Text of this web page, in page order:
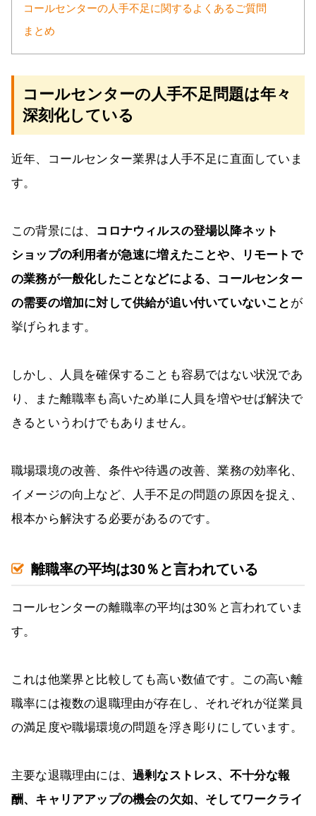
コールセンターの人手不足に関するよくあるご質問
まとめ
コールセンターの人手不足問題は年々
深刻化している
近年、コールセンター業界は人手不足に直面していま
す。
この背景には、 コロナウィルスの登場以降ネット
ショップの利用者が急速に増えたことや、リモートで
の業務が一般化したことなどによる、コールセンター
の需要の増加に対して供給が追い付いていないこと が
挙げられます。
しかし、人員を確保することも容易ではない状況であ
り、また離職率も高いため単に人員を増やせば解決で
きるというわけでもありません。
職場環境の改善、条件や待遇の改善、業務の効率化、
イメージの向上など、人手不足の問題の原因を捉え、
根本から解決する必要があるのです。
離職率の平均は30％と言われている
コールセンターの離職率の平均は30％と言われていま
す。
これは他業界と比較しても高い数値です。この高い離
職率には複数の退職理由が存在し、それぞれが従業員
の満足度や職場環境の問題を浮き彫りにしています。
主要な退職理由には、 過剰なストレス、不十分な報
酬、キャリアアップの機会の欠如、そしてワークライ